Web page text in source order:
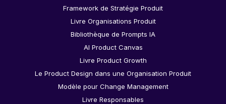
Framework de Stratégie Produit
Livre Organisations Produit
Bibliothèque de Prompts IA
AI Product Canvas
Livre Product Growth
Le Product Design dans une Organisation Produit
Modèle pour Change Management
Livre Responsables